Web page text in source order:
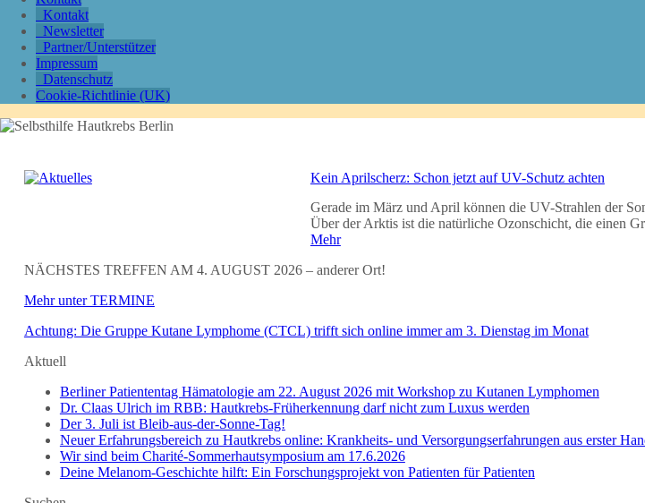
Kontakt
Newsletter
Partner/Unterstützer
Impressum
Datenschutz
Cookie-Richtlinie (UK)
Kein Aprilscherz: Schon jetzt auf UV-Schutz achten
Gerade im März und April können die UV-Strahlen der
Über der Arktis ist die natürliche Ozonschicht, die einen
Mehr
NÄCHSTES TREFFEN AM 4. AUGUST 2026 – anderer Ort!
Mehr unter TERMINE
Achtung: Die Gruppe Kutane Lymphome (CTCL) trifft sich online immer am 3. Dienstag im Monat
Aktuell
Berliner Patiententag Hämatologie am 22. August 2026 mit Workshop zu Kutanen Lymphomen
Dr. Claas Ulrich im RBB: Hautkrebs-Früherkennung darf nicht zum Luxus werden
Der 3. Juli ist Bleib-aus-der-Sonne-Tag!
Neuer Erfahrungsbereich zu Hautkrebs online: Krankheits- und Versorgungserfahrungen aus erster
Wir sind beim Charité-Sommerhautsymposium am 17.6.2026
Deine Melanom-Geschichte hilft: Ein Forschungsprojekt von Patienten für Patienten